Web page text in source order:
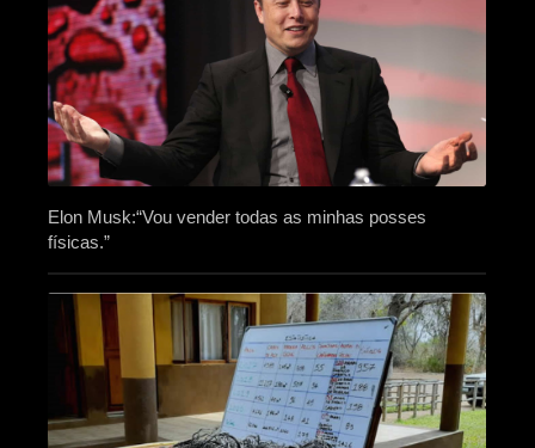
Elon Musk:“Vou vender todas as minhas posses
físicas.”